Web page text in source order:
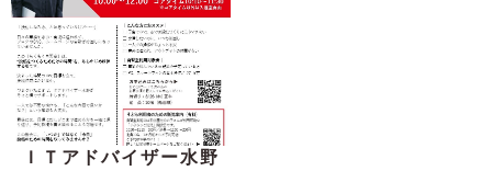
ＩＴアドバイザー水野